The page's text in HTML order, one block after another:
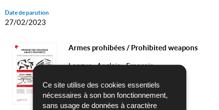
Ce site utilise des cookies essentiels
nécessaires à son bon fonctionnement,
sans usage de données à caractère
Date de parution
27/02/2023
Armes prohibées / Prohibited weapons
Langue :Anglais - Français
TÉLÉCHARGER